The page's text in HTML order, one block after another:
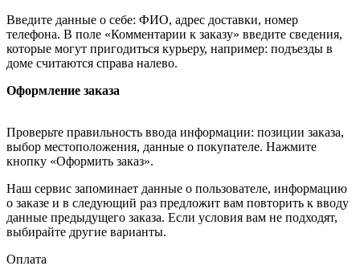
Введите данные о себе: ФИО, адрес доставки, номер
телефона. В поле «Комментарии к заказу» введите сведения,
которые могут пригодиться курьеру, например: подъезды в
доме считаются справа налево.
Оформление заказа
Проверьте правильность ввода информации: позиции заказа,
выбор местоположения, данные о покупателе. Нажмите
кнопку «Оформить заказ».
Наш сервис запоминает данные о пользователе, информацию
о заказе и в следующий раз предложит вам повторить к вводу
данные предыдущего заказа. Если условия вам не подходят,
выбирайте другие варианты.
Оплата